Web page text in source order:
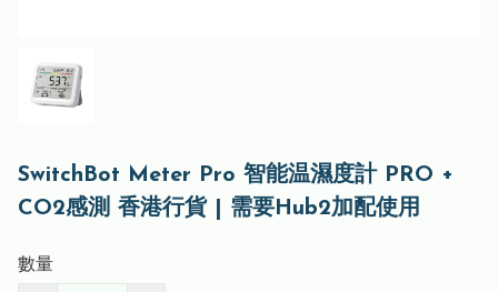
SwitchBot Meter Pro 智能温濕度計 PRO +
CO2感測 香港行貨 | 需要Hub2加配使用
數量